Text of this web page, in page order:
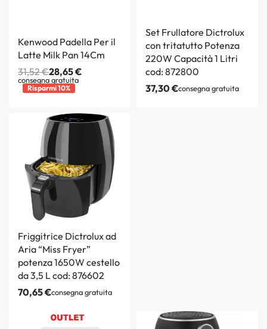
Kenwood Padella Per il
Latte Milk Pan 14Cm
31,52€28,65€
consegna gratuita
Risparmi 10%
Set Frullatore Dictrolux
con tritatutto Potenza
220W Capacità 1 Litri
cod: 872800
37,30€consegna gratuita
Friggitrice Dictrolux ad
Aria “Miss Fryer”
potenza 1650W cestello
da 3,5 L cod: 876602
70,65€consegna gratuita